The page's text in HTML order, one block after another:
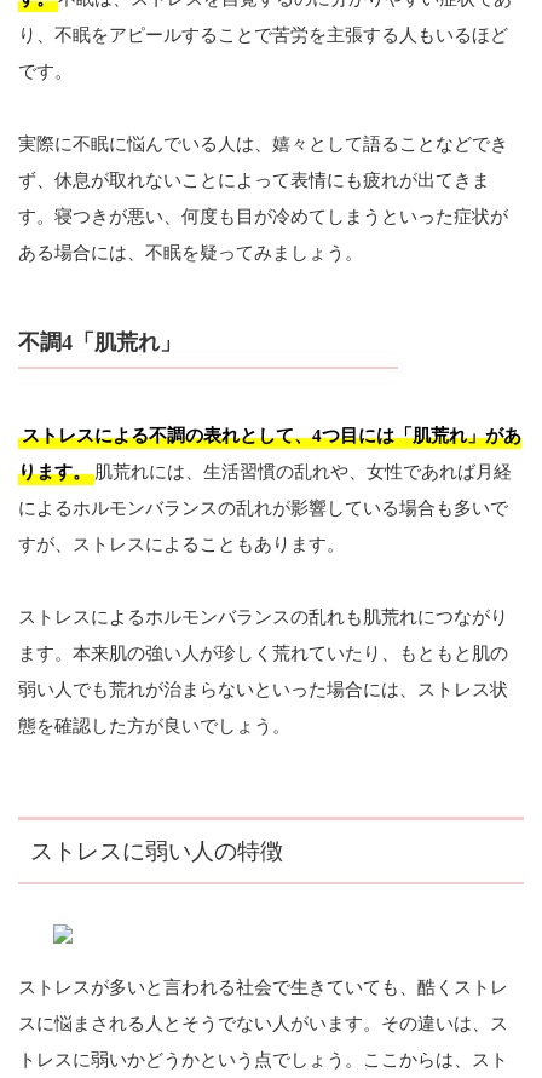
り、不眠をアピールすることで苦労を主張する人もいるほど
です。
実際に不眠に悩んでいる人は、嬉々として語ることなどでき
ず、休息が取れないことによって表情にも疲れが出てきま
す。寝つきが悪い、何度も目が冷めてしまうといった症状が
ある場合には、不眠を疑ってみましょう。
不調4「肌荒れ」
ストレスによる不調の表れとして、4つ目には「肌荒れ」があ
ります。 肌荒れには、生活習慣の乱れや、女性であれば月経
によるホルモンバランスの乱れが影響している場合も多いで
すが、ストレスによることもあります。
ストレスによるホルモンバランスの乱れも肌荒れにつながり
ます。本来肌の強い人が珍しく荒れていたり、もともと肌の
弱い人でも荒れが治まらないといった場合には、ストレス状
態を確認した方が良いでしょう。
ストレスに弱い人の特徴
ストレスが多いと言われる社会で生きていても、酷くストレ
スに悩まされる人とそうでない人がいます。その違いは、ス
トレスに弱いかどうかという点でしょう。ここからは、スト